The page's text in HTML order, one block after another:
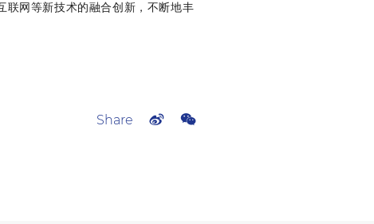
网等新技术的融合创新，不断地丰
Share